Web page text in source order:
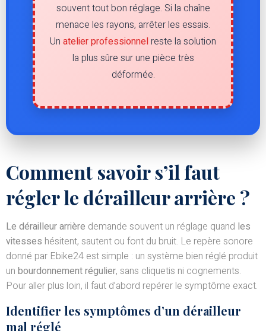
souvent tout bon réglage. Si la chaîne
menace les rayons, arrêter les essais.
Un atelier professionnelreste la solution
la plus sûre sur une pièce très
déformée.
Comment savoir s’il faut
régler le dérailleur arrière ?
Le dérailleur arrière demande souvent un réglage quand les
vitesses hésitent, sautent ou font du bruit. Le repère sonore
donné par Ebike24 est simple : un système bien réglé produit
un bourdonnement régulier, sans cliquetis ni cognements.
Pour aller plus loin, il faut d’abord repérer le symptôme exact.
Identifier les symptômes d’un dérailleur
mal réglé